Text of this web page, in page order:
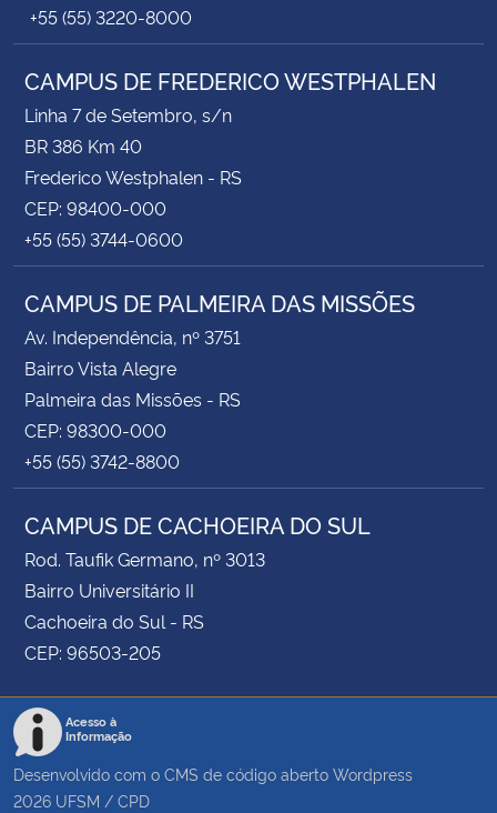
Advocacia-Geral da União
+55 (55) 3220-8000
CAMPUS DE FREDERICO WESTPHALEN
Linha 7 de Setembro, s/n
BR 386 Km 40
Frederico Westphalen - RS
CEP: 98400-000
+55 (55) 3744-0600
CAMPUS DE PALMEIRA DAS MISSÕES
Av. Independência, nº 3751
Bairro Vista Alegre
Palmeira das Missões - RS
CEP: 98300-000
+55 (55) 3742-8800
CAMPUS DE CACHOEIRA DO SUL
Rod. Taufik Germano, nº 3013
Bairro Universitário II
Cachoeira do Sul - RS
CEP: 96503-205
Acesso à
Informação
Desenvolvido com o CMS de código aberto Wordpress
2026 UFSM / CPD